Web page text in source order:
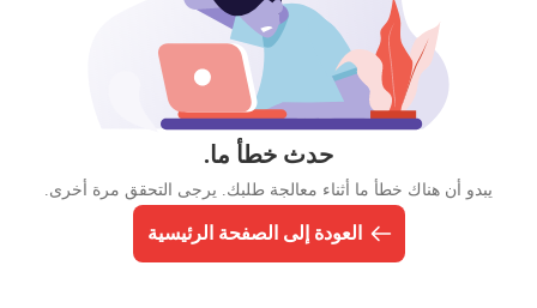
حدث خطأ ما.
يبدو أن هناك خطأ ما أثناء معالجة طلبك. يرجى التحقق مرة أخرى.
العودة إلى الصفحة الرئيسية